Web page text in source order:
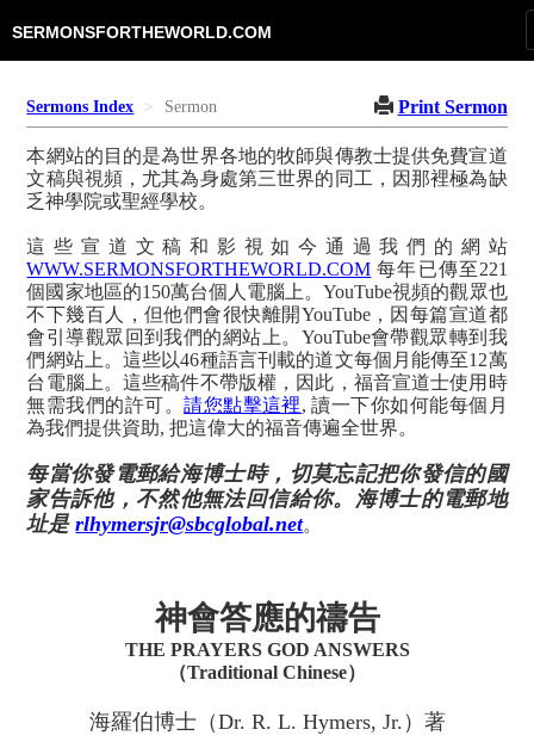
SERMONSFORTHEWORLD.COM
Sermons Index Sermon Print Sermon
本網站的目的是為世界各地的牧師與傳教士提供免費宣道
文稿與視頻，尤其為身處第三世界的同工，因那裡極為缺
乏神學院或聖經學校。
這些宣道文稿和影視如今通過我們的網站
WWW.SERMONSFORTHEWORLD.COM 每年已傳至221
個國家地區的150萬台個人電腦上。YouTube視頻的觀眾也
不下幾百人，但他們會很快離開YouTube，因每篇宣道都
會引導觀眾回到我們的網站上。YouTube會帶觀眾轉到我
們網站上。這些以46種語言刊載的道文每個月能傳至12萬
台電腦上。這些稿件不帶版權，因此，福音宣道士使用時
無需我們的許可。請您點擊這裡, 讀一下你如何能每個月
為我們提供資助, 把這偉大的福音傳遍全世界。
每當你發電郵給海博士時，切莫忘記把你發信的國
家告訴他，不然他無法回信給你。海博士的電郵地
址是rlhymersjr@sbcglobal.net。
神會答應的禱告
THE PRAYERS GOD ANSWERS
（Traditional Chinese）
海羅伯博士（Dr. R. L. Hymers, Jr.）著